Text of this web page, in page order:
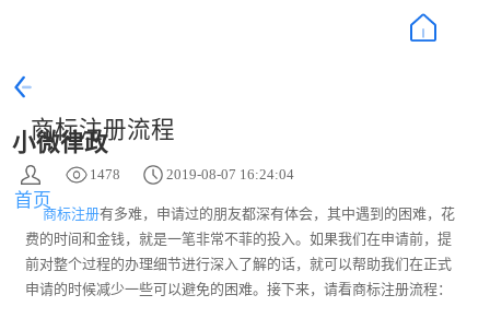
小微律政
首页
商标注册流程
1478 2019-08-07 16:24:04
商标注册有多难，申请过的朋友都深有体会，其中遇到的困难，花
费的时间和金钱，就是一笔非常不菲的投入。如果我们在申请前，提
前对整个过程的办理细节进行深入了解的话，就可以帮助我们在正式
申请的时候减少一些可以避免的困难。接下来，请看商标注册流程：